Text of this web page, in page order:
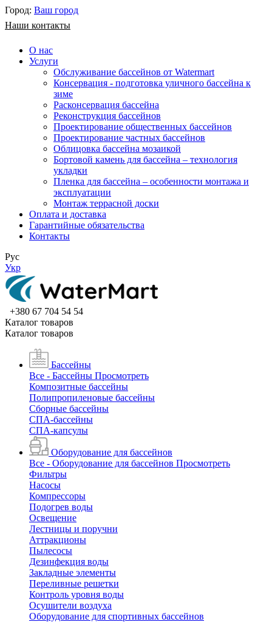
Город: Ваш город
Наши контакты
О нас
Услуги
Обслуживание бассейнов от Watermart
Консервация - подготовка уличного бассейна к
зиме
Расконсервация бассейна
Реконструкция бассейнов
Проектирование общественных бассейнов
Проектирование частных бассейнов
​Облицовка бассейна мозаикой
Бортовой камень для бассейна – технология
укладки
Пленка для бассейна – особенности монтажа и
эксплуатации
Монтаж террасной доски
Оплата и доставка
Гарантийные обязательства
Контакты
Рус
Укр
+380 67 704 54 54
Каталог товаров
Каталог товаров
Бассейны
Все - Бассейны Просмотреть
Композитные бассейны
Полипропиленовые бассейны
Сборные бассейны
СПА-бассейны
СПА-капсулы
Оборудование для бассейнов
Все - Оборудование для бассейнов Просмотреть
Фильтры
Насосы
Компрессоры
Подогрев воды
Освещение
Лестницы и поручни
Аттракционы
Пылесосы
Дезинфекция воды
Закладные элементы
Переливные решетки
Контроль уровня воды
Осушители воздуха
Оборудование для спортивных бассейнов